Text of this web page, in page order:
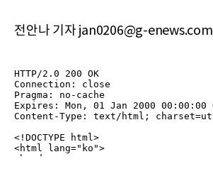
전안나 기자 jan0206@g-enews.com